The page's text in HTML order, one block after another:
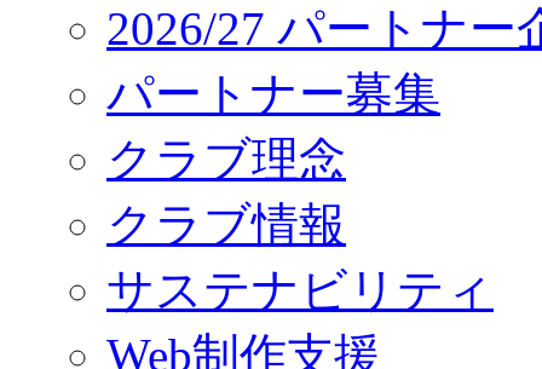
2026/27 パートナー
パートナー募集
クラブ理念
クラブ情報
サステナビリティ
Web制作支援